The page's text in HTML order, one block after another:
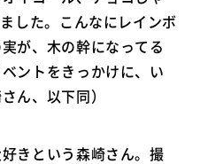
した。こんなにレインボ
が、木の幹になってる
ントをきっかけに、い
ん、以下同）
きという森崎さん。撮